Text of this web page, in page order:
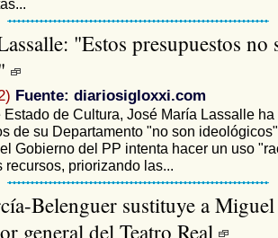
"Estos presupuestos no
Fuente: diariosigloxxi.com
Estado de Cultura, José María Lassalle
de su Departamento "no son
Gobierno del PP intenta hacer un uso
recursos, priorizando las...
Belenguer sustituye a
general del Teatro Real